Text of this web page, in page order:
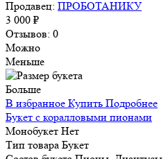
Продавец: ПРОБОТАНИКУ
3 000 ₽
Отзывов: 0
Можно
Меньше
Больше
В избранное Купить Подробнее
Букет с коралловыми пионами
Монобукет Нет
Тип товара Букет